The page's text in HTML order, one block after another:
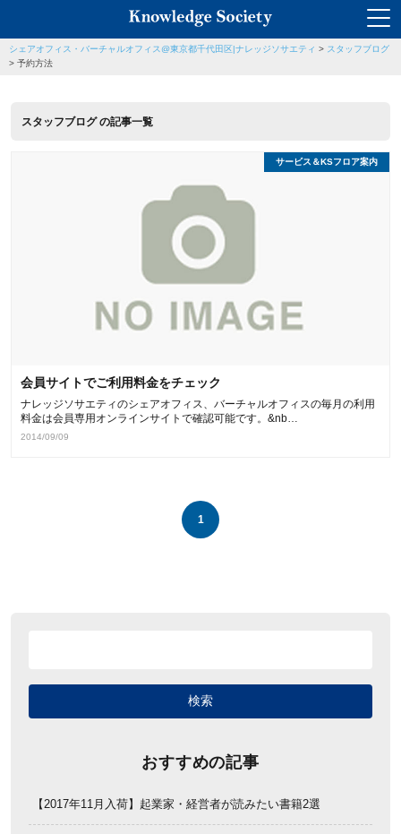
シェアオフィス・バーチャルオフィス@東京都千代田区|ナレッジソサエティ > スタッフブログ
> 予約方法
スタッフブログ の記事一覧
会員サイトでご利用料金をチェック
ナレッジソサエティのシェアオフィス、バーチャルオフィスの毎月の利用
料金は会員専用オンラインサイトで確認可能です。&nb…
2014/09/09
サービス＆KSフロア案内
1
おすすめの記事
【2017年11月入荷】起業家・経営者が読みたい書籍2選